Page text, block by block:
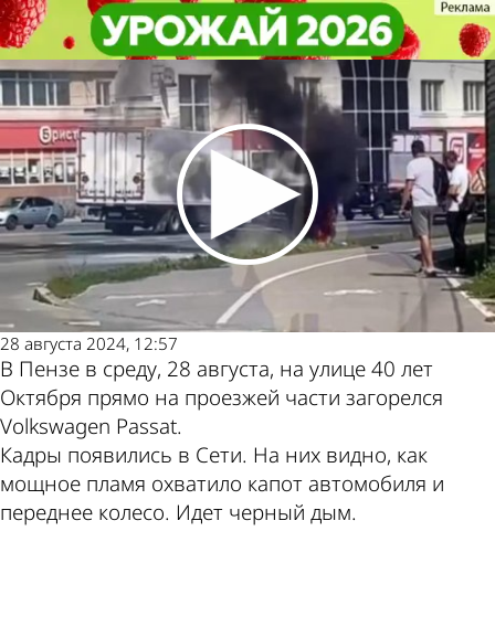
В Пензе сгорела машина на
улице 40 лет Октября
Происшествия
28 августа 2024, 12:57
В Пензе в среду, 28 августа, на улице 40 лет
Октября прямо на проезжей части загорелся
Volkswagen Passat.
Кадры появились в Сети. На них видно, как
мощное пламя охватило капот автомобиля и
переднее колесо. Идет черный дым.
В Пензе сгорела машина на
улице 40 лет Октября
Происшествия
Другие новости по
теме
Погода и курсы
валют в Пензе